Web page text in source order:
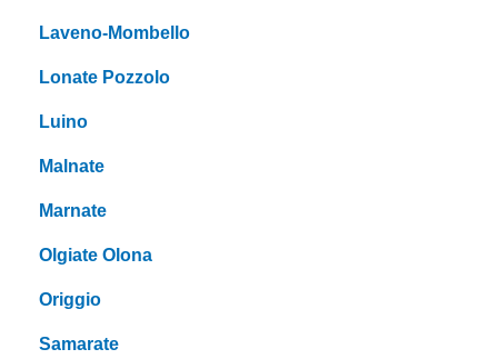
Laveno-Mombello
Lonate Pozzolo
Luino
Malnate
Marnate
Olgiate Olona
Origgio
Samarate